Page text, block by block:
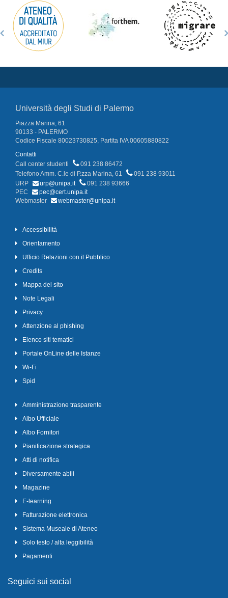
Università degli Studi di Palermo
Piazza Marina, 61
90133 - PALERMO
Codice Fiscale 80023730825, Partita IVA 00605880822
Contatti
Call center studenti
091 238 86472
Telefono Amm. C.le di P.zza Marina, 61
091 238 93011
URP
urp@unipa.it
091 238 93666
PEC
pec@cert.unipa.it
Webmaster
webmaster@unipa.it
Accessibilità
Orientamento
Ufficio Relazioni con il Pubblico
Credits
Mappa del sito
Note Legali
Privacy
Attenzione al phishing
Elenco siti tematici
Portale OnLine delle Istanze
Wi-Fi
Spid
Amministrazione trasparente
Albo Ufficiale
Albo Fornitori
Pianificazione strategica
Atti di notifica
Diversamente abili
Magazine
E-learning
Fatturazione elettronica
Sistema Museale di Ateneo
Solo testo / alta leggibilità
Pagamenti
Seguici sui social